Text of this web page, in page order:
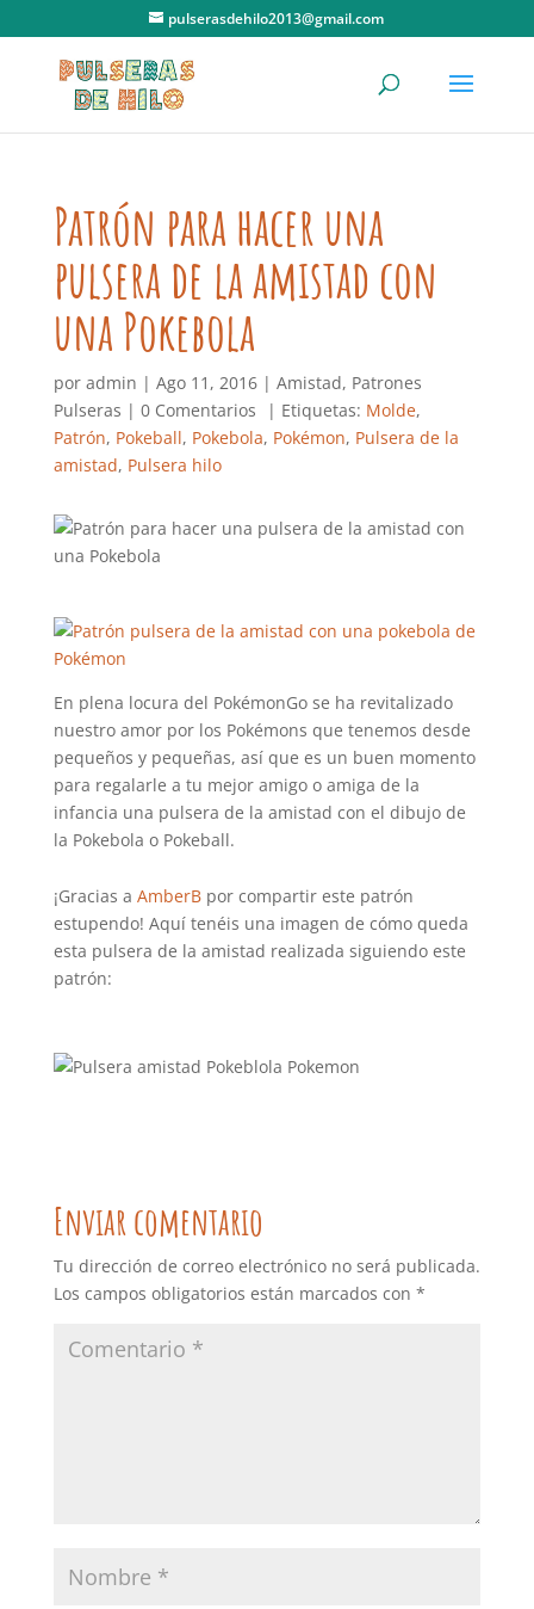
pulserasdehilo2013@gmail.com
Patrón para hacer una
pulsera de la amistad con
una Pokebola
por admin | Ago 11, 2016| Amistad, Patrones
Pulseras | 0 Comentarios | Etiquetas: Molde,
Patrón, Pokeball, Pokebola, Pokémon, Pulsera de la
amistad, Pulsera hilo
En plena locura del PokémonGo se ha revitalizado
nuestro amor por los Pokémons que tenemos desde
pequeños y pequeñas, así que es un buen momento
para regalarle a tu mejor amigo o amiga de la
infancia una pulsera de la amistad con el dibujo de
la Pokebola o Pokeball.
¡Gracias a AmberB por compartir este patrón
estupendo! Aquí tenéis una imagen de cómo queda
esta pulsera de la amistad realizada siguiendo este
patrón:
Enviar comentario
Tu dirección de correo electrónico no será publicada.
Los campos obligatorios están marcados con *